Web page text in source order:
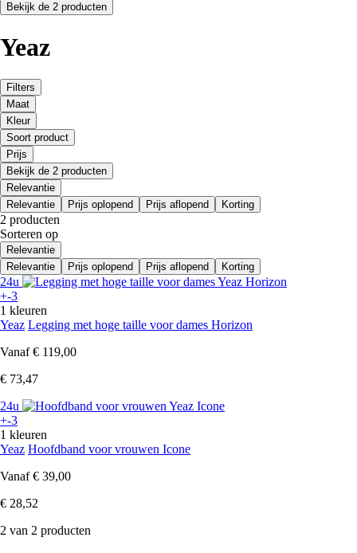
Bekijk de 2 producten
Yeaz
Filters
Maat
Kleur
Soort product
Prijs
Bekijk de 2 producten
Relevantie
Relevantie
Prijs oplopend Prijs aflopend Korting
2 producten
Sorteren op
Relevantie
Relevantie
Prijs oplopend Prijs aflopend Korting
24u
+-3
1 kleuren
Yeaz Legging met hoge taille voor dames Horizon
Vanaf € 119,00
€ 73,47
24u
+-3
1 kleuren
Yeaz Hoofdband voor vrouwen Icone
Vanaf € 39,00
€ 28,52
2 van 2 producten